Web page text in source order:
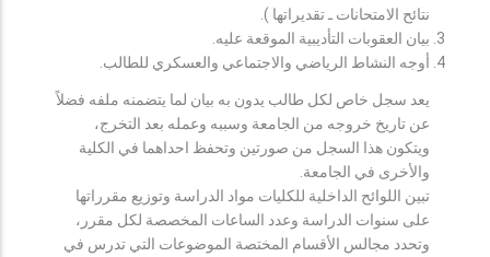
نتائح الامتحانات ـ تقديراتها ).
بيان العقوبات التأديبية الموقعة عليه.
أوجه النشاط الرياضي والاجتماعي والعسكري للطالب.
يعد سجل خاص لكل طالب يدون به بيان لما يتضمنه ملفه فضلاً
عن تاريخ خروجه من الجامعة وسببه وعمله بعد التخرج،
ويتكون هذا السجل من صورتين وتحفظ احداهما في الكلية
والأخرى في الجامعة.
تبين اللوائح الداخلية للكليات مواد الدراسة وتوزيع مقرراتها
على سنوات الدراسة وعدد الساعات المخصصة لكل مقرر،
وتحدد مجالس الأقسام المختصة الموضوعات التي تدرس في